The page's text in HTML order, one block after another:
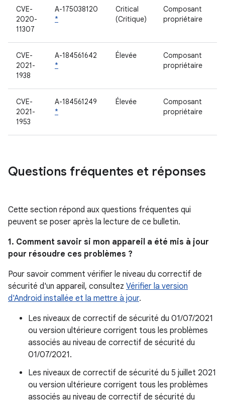
CVE-
2020-
11307
A-175038120
*
Critical
(Critique)
Composant
propriétaire
CVE-
2021-
1938
A-184561642
*
Élevée
Composant
propriétaire
CVE-
2021-
1953
A-184561249
*
Élevée
Composant
propriétaire
Questions fréquentes et réponses
Cette section répond aux questions fréquentes qui
peuvent se poser après la lecture de ce bulletin.
1. Comment savoir si mon appareil a été mis à jour
pour résoudre ces problèmes ?
Pour savoir comment vérifier le niveau du correctif de
sécurité d'un appareil, consultez Vérifier la version
d'Android installée et la mettre à jour.
Les niveaux de correctif de sécurité du 01/07/2021
ou version ultérieure corrigent tous les problèmes
associés au niveau de correctif de sécurité du
01/07/2021.
Les niveaux de correctif de sécurité du 5 juillet 2021
ou version ultérieure corrigent tous les problèmes
associés au niveau de correctif de sécurité du